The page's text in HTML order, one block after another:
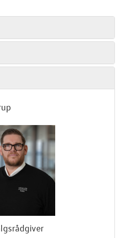
SKADECENTER
TILBEHØR
RESERVEDELE